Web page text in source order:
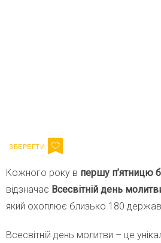
Кожного року в першу п’ятницю
відзначає Всесвітній день
який охоплює близько 180
Всесвітній день молитви – це